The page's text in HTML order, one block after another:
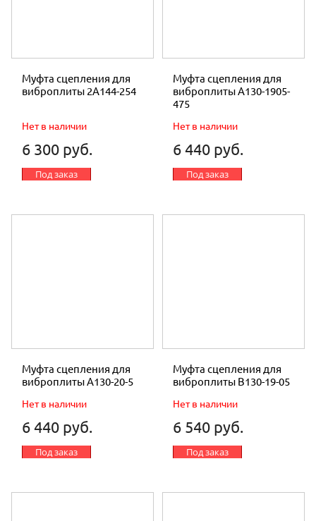
Муфта сцепления для
виброплиты 2A144-254
Нет в наличии
6 300 руб.
Под заказ
Муфта сцепления для
виброплиты A130-1905-
475
Нет в наличии
6 440 руб.
Под заказ
Муфта сцепления для
виброплиты A130-20-5
Нет в наличии
6 440 руб.
Под заказ
Муфта сцепления для
виброплиты В130-19-05
Нет в наличии
6 540 руб.
Под заказ